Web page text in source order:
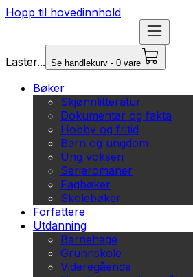
Hopp til hovedinnhold
Laster... Se handlekurv - 0 vare
Bøker
Skjønnlitteratur
Dokumentar og fakta
Hobby og fritid
Barn og ungdom
Ung voksen
Serieromaner
Fagbøker
Skolebøker
Forfattere
Utdanning
Barnehage
Grunnskole
Videregående